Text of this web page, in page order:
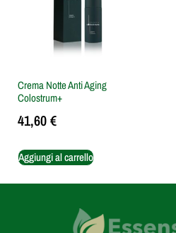
Crema Notte Anti Aging
Colostrum+
41,60€
Aggiungi al carrello